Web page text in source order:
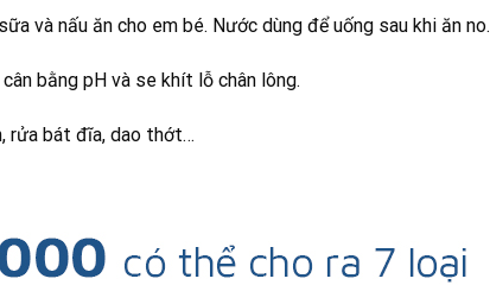
và nấu ăn cho em bé. Nước dùng để uống sau khi ăn no.
bằng pH và se khít lỗ chân lông.
rửa bát đĩa, dao thớt…